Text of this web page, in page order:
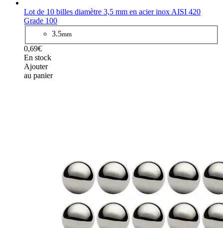
Lot de 10 billes diamètre 3,5 mm en acier inox AISI 420
Grade 100
3.5mm
0,69€
En stock
Ajouter
au panier